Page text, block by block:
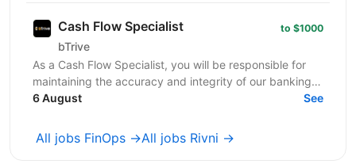
Cash Flow Specialist
bTrive
to $1000
As a Cash Flow Specialist, you will be responsible for
maintaining the accuracy and integrity of our banking
operations. You will oversee company bank...
6 August See
All jobs FinOps →All jobs Rivni →